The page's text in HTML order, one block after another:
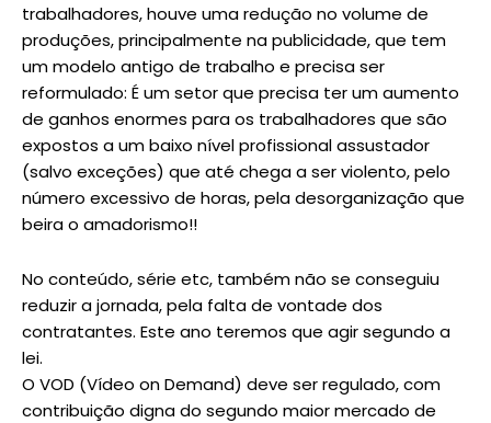
trabalhadores, houve uma redução no volume de
produções, principalmente na publicidade, que tem
um modelo antigo de trabalho e precisa ser
reformulado: É um setor que precisa ter um aumento
de ganhos enormes para os trabalhadores que são
expostos a um baixo nível profissional assustador
(salvo exceções) que até chega a ser violento, pelo
número excessivo de horas, pela desorganização que
beira o amadorismo!!
No conteúdo, série etc, também não se conseguiu
reduzir a jornada, pela falta de vontade dos
contratantes. Este ano teremos que agir segundo a
lei.
O VOD (Vídeo on Demand) deve ser regulado, com
contribuição digna do segundo maior mercado de